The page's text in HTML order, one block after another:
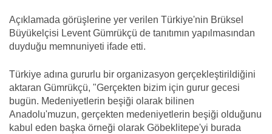
Açıklamada görüşlerine yer verilen Türkiye'nin Brüksel
Büyükelçisi Levent Gümrükçü de tanıtımın yapılmasından
duyduğu memnuniyeti ifade etti.
Türkiye adına gururlu bir organizasyon gerçekleştirildiğini
aktaran Gümrükçü, "Gerçekten bizim için gurur gecesi
bugün. Medeniyetlerin beşiği olarak bilinen
Anadolu'muzun, gerçekten medeniyetlerin beşiği olduğunu
kabul eden başka örneği olarak Göbeklitepe'yi burada